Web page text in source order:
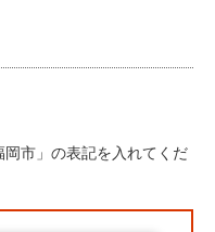
市」の表記を入れてくだ